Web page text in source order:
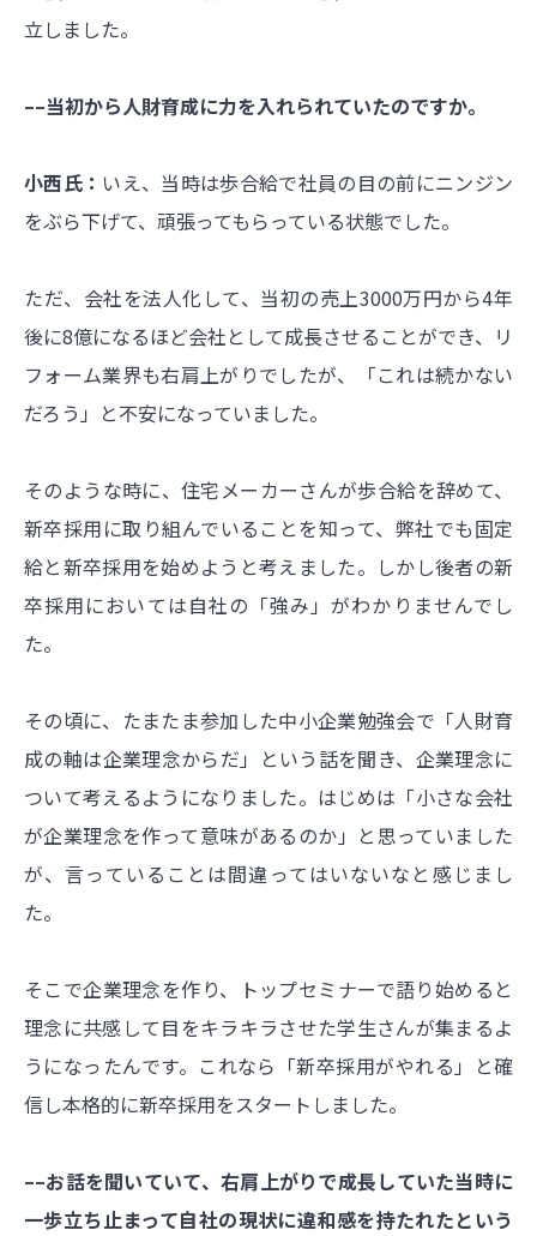
立しました。
––当初から人財育成に力を入れられていたのですか。
小西氏： いえ、当時は歩合給で社員の目の前にニンジン
をぶら下げて、頑張ってもらっている状態でした。
ただ、会社を法人化して、当初の売上3000万円から4年
後に8億になるほど会社として成長させることができ、リ
フォーム業界も右肩上がりでしたが、「これは続かない
だろう」と不安になっていました。
そのような時に、住宅メーカーさんが歩合給を辞めて、
新卒採用に取り組んでいることを知って、弊社でも固定
給と新卒採用を始めようと考えました。しかし後者の新
卒採用においては自社の「強み」がわかりませんでし
た。
その頃に、たまたま参加した中小企業勉強会で「人財育
成の軸は企業理念からだ」という話を聞き、企業理念に
ついて考えるようになりました。はじめは「小さな会社
が企業理念を作って意味があるのか」と思っていました
が、言っていることは間違ってはいないなと感じまし
た。
そこで企業理念を作り、トップセミナーで語り始めると
理念に共感して目をキラキラさせた学生さんが集まるよ
うになったんです。これなら「新卒採用がやれる」と確
信し本格的に新卒採用をスタートしました。
––お話を聞いていて、右肩上がりで成長していた当時に
一歩立ち止まって自社の現状に違和感を持たれたという